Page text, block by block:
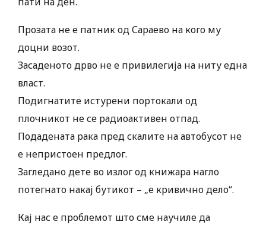
Прозата не е патник од Сараево на кого му
доцни возот.
Засаденото дрво не е привилегија на ниту една
власт.
Подигнатите истурени портокали од
плочникот не се радиоактивен отпад.
Подадената рака пред скалите на автобусот не
е непристоен предлог.
Загледано дете во излог од книжара нагло
потегнато накај бутикот – „е кривично дело“.
Кај нас е проблемот што сме научиле да